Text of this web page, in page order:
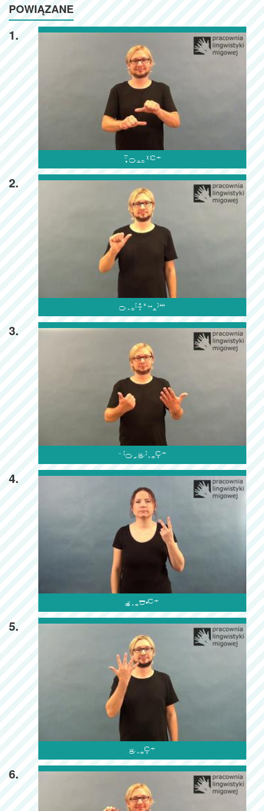
POWIĄZANE
1.

2.

3.

4.

5.

6.